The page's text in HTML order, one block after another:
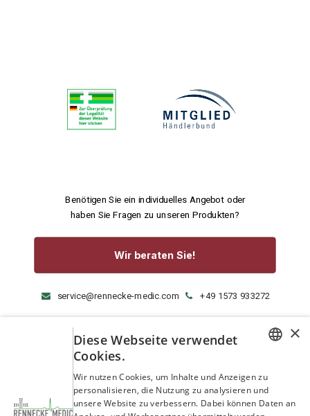
Benötigen Sie ein individuelles Angebot oder
haben Sie Fragen zu unseren Produkten?
Wir beraten Sie!
service@rennecke-medic.com +49 1573 933272
ENGLISH
×
Diese Webseite verwendet
Cookies.
Wir nutzen Cookies, um Inhalte und Anzeigen zu
personalisieren, die Nutzung zu analysieren und
unsere Website zu verbessern. Dabei können Daten an